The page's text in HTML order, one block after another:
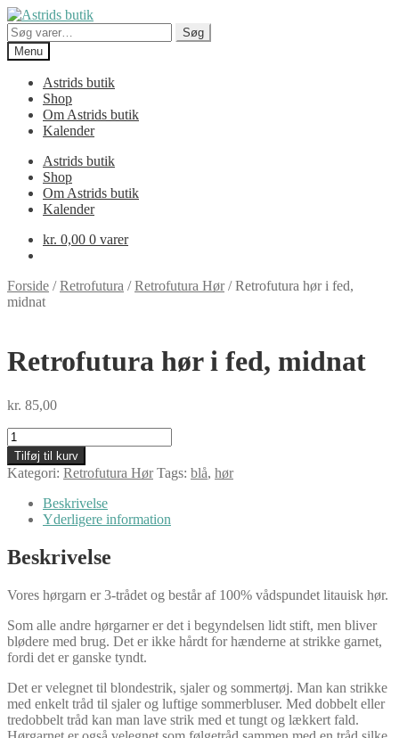
Spring
til
navigation
Spring
til
indhold
Søg
efter:
Søg
Menu
Astrids butik
Shop
Om Astrids butik
Kalender
Astrids butik
Shop
Om Astrids butik
Kalender
kr. 0,00 0 varer
Forside /Retrofutura /Retrofutura Hør/Retrofutura hør i fed,
midnat
Retrofutura hør i fed, midnat
kr. 85,00
Retrofutura
hør
i
fed,
midnat
antal
Tilføj til kurv
Kategori: Retrofutura Hør Tags: blå, hør
Beskrivelse
Yderligere information
Beskrivelse
Vores hørgarn er 3-trådet og består af 100% vådspundet litauisk hør.
Som alle andre hørgarner er det i begyndelsen lidt stift, men bliver
blødere med brug. Det er ikke hårdt for hænderne at strikke garnet,
fordi det er ganske tyndt.
Det er velegnet til blondestrik, sjaler og sommertøj. Man kan strikke
med enkelt tråd til sjaler og luftige sommerbluser. Med dobbelt eller
tredobbelt tråd kan man lave strik med et tungt og lækkert fald.